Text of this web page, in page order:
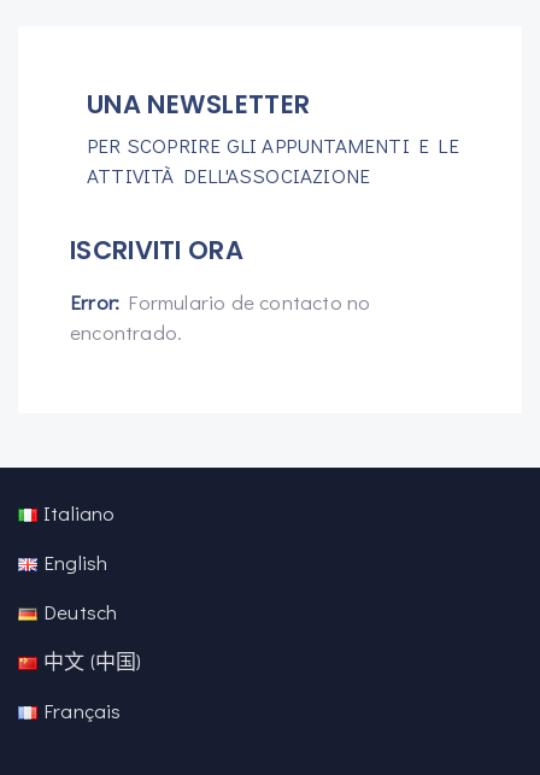
UNA NEWSLETTER
PER SCOPRIRE GLI APPUNTAMENTI E LE
ATTIVITÀ DELL'ASSOCIAZIONE
ISCRIVITI ORA
Error: Formulario de contacto no
encontrado.
Italiano
English
Deutsch
中文 (中国)
Français